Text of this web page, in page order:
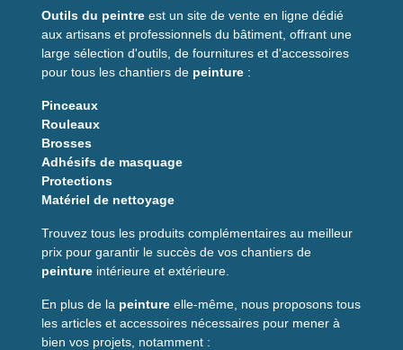
Outils du peintre est un site de vente en ligne dédié
aux artisans et professionnels du bâtiment, offrant une
large sélection d'outils, de fournitures et d'accessoires
pour tous les chantiers de peinture :
Pinceaux
Rouleaux
Brosses
Adhésifs de masquage
Protections
Matériel de nettoyage
Trouvez tous les produits complémentaires au meilleur
prix pour garantir le succès de vos chantiers de
peinture intérieure et extérieure.
En plus de la peinture elle-même, nous proposons tous
les articles et accessoires nécessaires pour mener à
bien vos projets, notamment :